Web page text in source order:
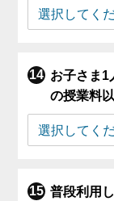
お子さま1
の授業料
普段利用